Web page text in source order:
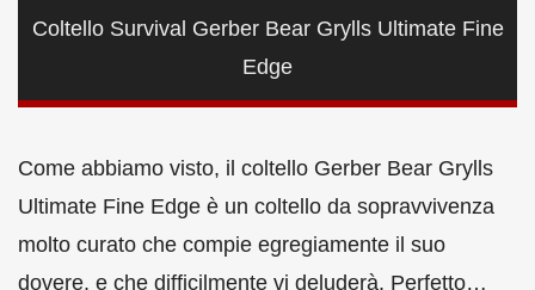
Coltello Survival Gerber Bear Grylls Ultimate Fine
Edge
Come abbiamo visto, il coltello Gerber Bear Grylls
Ultimate Fine Edge è un coltello da sopravvivenza
molto curato che compie egregiamente il suo
dovere, e che difficilmente vi deluderà. Perfetto…